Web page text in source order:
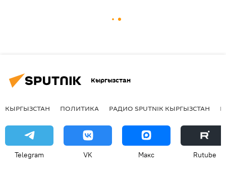
Кыргызстан
КЫРГЫЗСТАН ПОЛИТИКА РАДИО SPUTNIK КЫРГЫЗСТАН
Telegram VK Макс Rutube